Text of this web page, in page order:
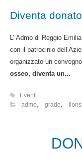
L’ Admo di Reggio
con il patrocinio
organizzato un
osseo, diventa un...
Eventi
admo
grade lions